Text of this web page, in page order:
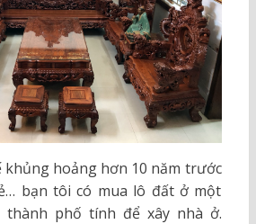
khủng hoảng hơn 10 năm trước
bạn tôi có mua lô đất ở một
phố tính để xây nhà ở.